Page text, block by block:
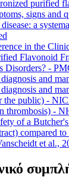
purified
signs and
a
in the
Flavonoid
Disorders? -
and
and
the public) -
thrombosis) -
of a
compared
et al.,